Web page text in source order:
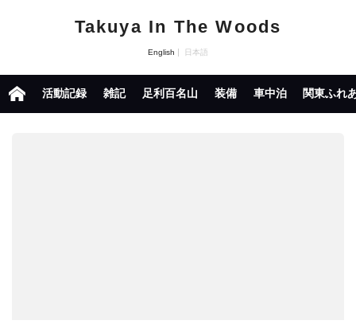
Takuya In The Woods
English 日本語
活動記録 雑記 足利百名山 装備 車中泊 関東ふれ